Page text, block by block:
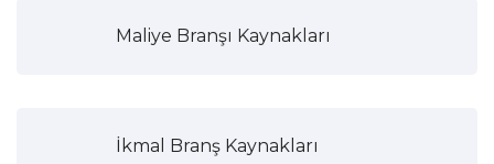
Maliye Branşı Kaynakları
İkmal Branş Kaynakları